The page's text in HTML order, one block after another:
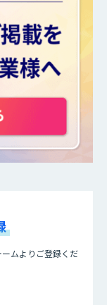
ムよりご登録くだ